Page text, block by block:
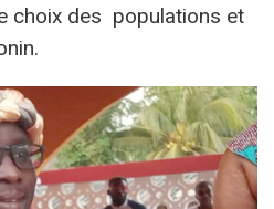
choix des populations et